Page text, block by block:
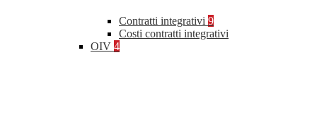
Contratti integrativi 9
Costi contratti integrativi
OIV 4